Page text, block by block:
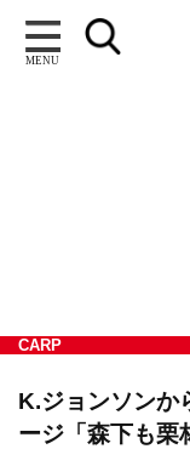
MENU
CARP
K.ジョンソンか
ージ「森下も栗